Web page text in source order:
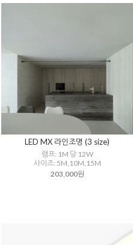
LED MX 라인조명 (3 size)
램프: 1M 당 12W
사이즈: 5M,10M,15M
203,000원